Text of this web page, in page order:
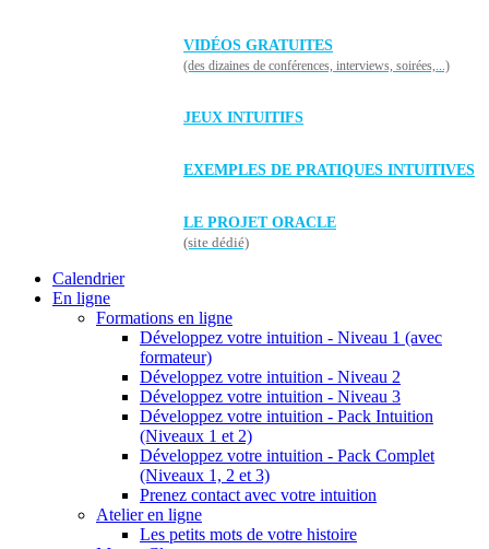
VIDÉOS GRATUITES
(des dizaines de conférences, interviews, soirées,...)
JEUX INTUITIFS
EXEMPLES DE PRATIQUES INTUITIVES
LE PROJET ORACLE
(site dédié)
Calendrier
En ligne
Formations en ligne
Développez votre intuition - Niveau 1 (avec
formateur)
Développez votre intuition - Niveau 2
Développez votre intuition - Niveau 3
Développez votre intuition - Pack Intuition
(Niveaux 1 et 2)
Développez votre intuition - Pack Complet
(Niveaux 1, 2 et 3)
Prenez contact avec votre intuition
Atelier en ligne
Les petits mots de votre histoire